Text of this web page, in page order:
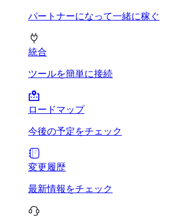
パートナーになって一緒に稼ぐ
統合
ツールを簡単に接続
ロードマップ
今後の予定をチェック
変更履歴
最新情報をチェック